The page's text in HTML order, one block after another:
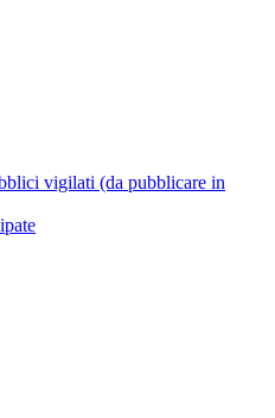
vigilati (da pubblicare in